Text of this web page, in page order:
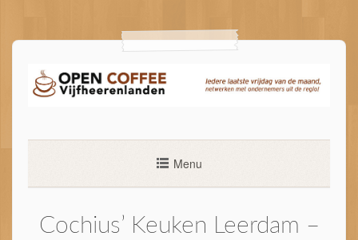
inhoud
Menu
Cochius’ Keuken Leerdam –